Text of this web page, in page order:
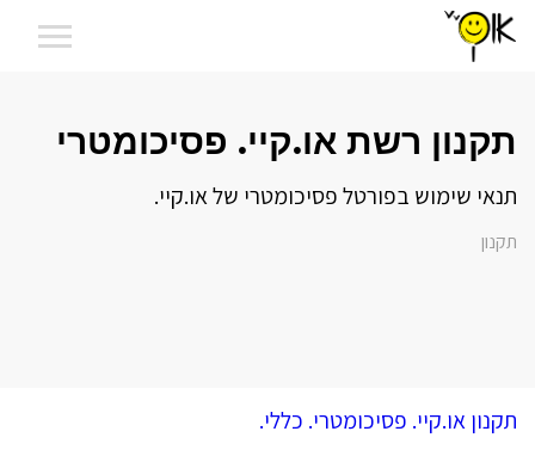
תקנון רשת או.קיי. פסיכומטרי
תנאי שימוש בפורטל פסיכומטרי של או.קיי.
תקנון
תקנון או.קיי. פסיכומטרי. כללי.